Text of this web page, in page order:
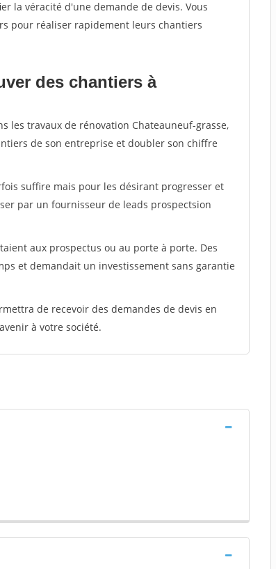
la véracité d'une demande de devis. Vous
pour réaliser rapidement leurs chantiers
des chantiers à
les travaux de rénovation Chateauneuf-grasse,
de son entreprise et doubler son chiffre
suffire mais pour les désirant progresser et
par un fournisseur de leads prospectsion
aux prospectus ou au porte à porte. Des
et demandait un investissement sans garantie
de recevoir des demandes de devis en
à votre société.